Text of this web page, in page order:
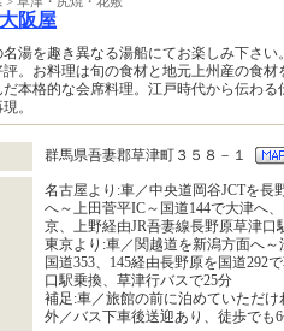
阪屋
湯を趣き異なる湯船にてお楽しみ下さい
。お料理は旬の食材と地元上州産の食材
本格的な会席料理。江戸時代から伝わる
。
群馬県吾妻郡草津町３５８－１
名古屋より:車／中央道岡谷JCTを長
へ～上田菅平IC～国道144で大津へ
京、上野経由JR吾妻線長野原草津口
東京より:車／関越道を新潟方面へ
国道353、145経由長野原を国道292
口駅乗換、草津行バスで25分
補足:車／旅館の前に泊めていただ
外／バス下車後送迎あり、徒歩でも